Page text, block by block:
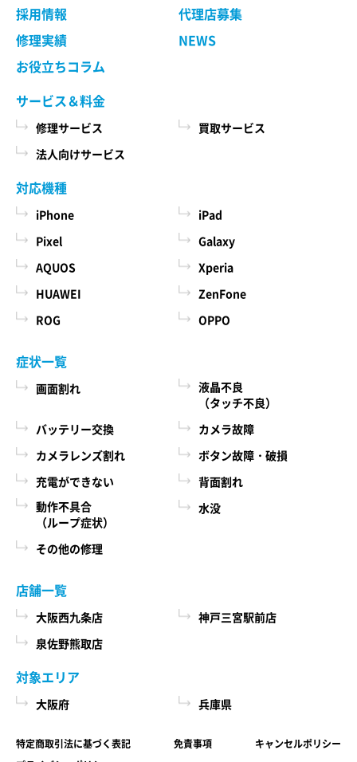
だくために、氏名、住所、連絡先、支払方法な
どの登録情報、利用されたサービスや購入され
た商品、およびそれらの代金などに関する情報
を表示する目的
ユーザーにお知らせや連絡をするためにメール
アドレスを利用する場合やユーザーに商品を送
付したり必要に応じて連絡したりするため、氏
名や住所などの連絡先情報を利用する目的
ユーザーの本人確認を行うために、氏名、生年
月日、住所、電話番号、銀行口座番号、クレジ
ットカード番号、運転免許証番号、配達証明付
き郵便の到達結果などの情報を利用する目的
ユーザーに代金を請求するために、購入された
商品名や数量、利用されたサービスの種類や期
号やクレジットカード番号などの支払に関する
情報などを利用する目的
ユーザーが簡便にデータを入力できるようにす
るために、当社に登録されている情報を入力画
面に表示させたり、ユーザーのご指示に基づい
て他のサービスなど（提携先が提供するものも
含みます）に転送したりする目的
代金の支払を遅滞したり第三者に損害を発生さ
したユーザーや、不正・不当な目的でサービス
を利用しようとするユーザーの利用をお断りす
るために、利用態様、氏名や住所など個人を特
定するための情報を利用する目的
ユーザーからのお問い合わせに対応するため
に、お問い合わせ内容や代金の請求に関する情
報など当社がユーザーに対してサービスを提供
するにあたって必要となる情報や、ユーザーの
サービス利用状況、連絡先情報などを利用する
第４条 修理の手続き
本規約に基づき当社が行う修理は、当社各店舗、
当社ホームページでご確認ください。 当社が修理
依頼品をお預かりする前に、お客様により修理依
頼品に取り付けられた記録媒体、SIMカード、ケー
ス、その他一切のもの（以下「付加物」としま
す）を修理依頼品から取り外してください。 な
お、修理依頼品に付加物が取り付けられた状態
で、お客様が修理依頼品を当社にお引渡しされた
場合、当社は、修理の過程で、付加物に生じうる
汚損、破損、紛失その他付加物に関連して生じう
る一切の損害につき責任を負いかねます。
第５条 料金について
本サービスの料金（修理料金、その他の費用を含
み、以下「サービス料金」と言います）は当社規
社各店舗、当社ホームページでも確認することが
できますが、状況、条件により実際の料金が異な
る場合がございますので、本サービスをご依頼の
際に、必ず当社各店舗へお問い合わせください。
第６条 修理部品の取扱い
本サービスで使用する交換部品は、互換製品とな
ります。 本サービスの提供による部品交換の際に
取り外した修理依頼品の部品をリサイクルや分析
などのために、当社の任意の判断で回収させてい
ただく場合があります。 回収した部品は当社の所
は廃棄等を行いますので、あらかじめご了承くだ
さい。
第７条 修理保証について
当社がおこなった修理において、修理完了日（当
社所定の処理が完了し、修理依頼品をお客様に引
品)または3ヶ月以内(その他の修理対応)に修理依頼
採用情報
代理店募集
修理実績
NEWS
お役立ちコラム
サービス＆料金
修理サービス
買取サービス
法人向けサービス
対応機種
iPhone
iPad
Pixel
Galaxy
AQUOS
Xperia
HUAWEI
ZenFone
ROG
OPPO
症状一覧
画面割れ
液晶不良
（タッチ不良）
バッテリー交換
カメラ故障
カメラレンズ割れ
ボタン故障・破損
充電ができない
背面割れ
動作不具合
（ループ症状）
水没
その他の修理
店舗一覧
大阪西九条店
神戸三宮駅前店
泉佐野熊取店
対象エリア
大阪府 兵庫県
特定商取引法に基づく表記 免責事項
キャンセルポリシー